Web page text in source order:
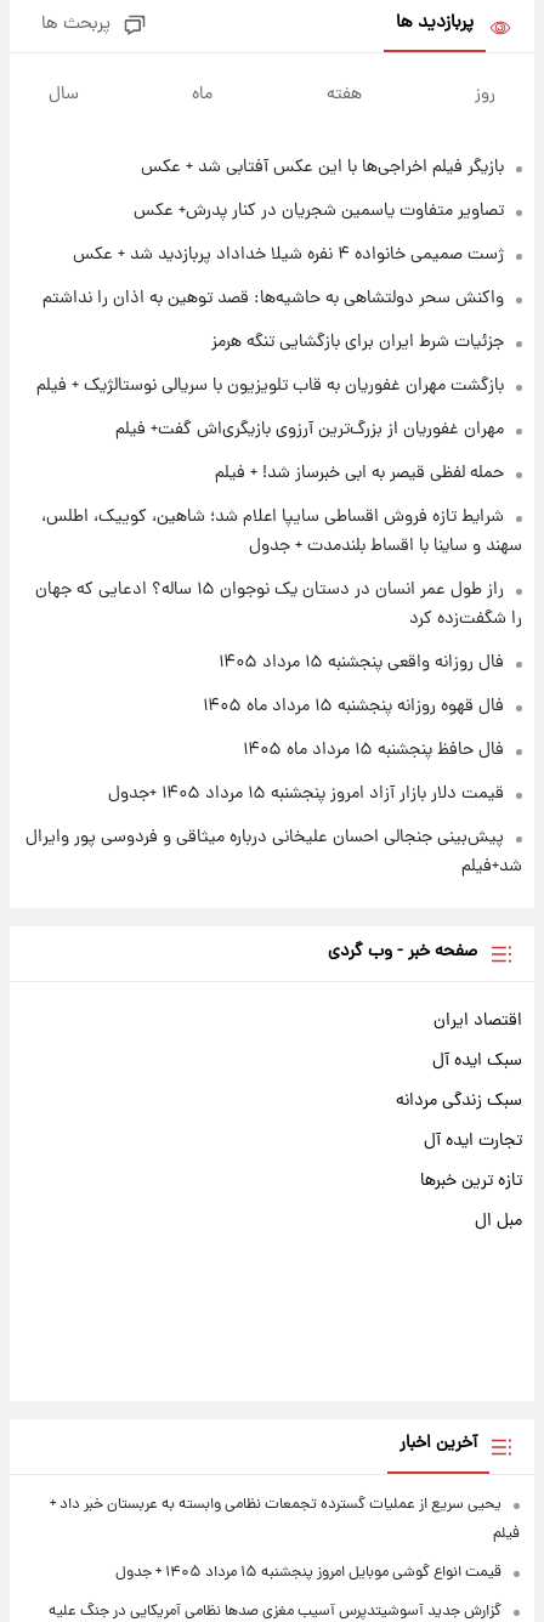
۱۷ ساعت پیش
فال روزانه واقعی پنجشنبه ۱۵ مرداد ۱۴۰۵
۱ روز پیش
+ جدول
۱ روز پیش
آغاز طرح جدید فروش مشارکت در تولید سایپا؛
نام خودرو، مبلغ پیش پرداخت و زمان تحویل |
سود مشارکت چند درصد است؟
پربازدید ها پربحث ها
روز هفته ماه سال
بازیگر فیلم اخراجی‌ها با این عکس آفتابی شد + عکس
تصاویر متفاوت یاسمین شجریان در کنار پدرش+ عکس
ژست صمیمی خانواده ۴ نفره شیلا خداداد پربازدید شد + عکس
واکنش سحر دولتشاهی به حاشیه‌ها: قصد توهین به اذان را نداشتم
جزئیات شرط ایران برای بازگشایی تنگه هرمز
بازگشت مهران غفوریان به قاب تلویزیون با سریالی نوستالژیک + فیلم
مهران غفوریان از بزرگ‌ترین آرزوی بازیگری‌اش گفت+ فیلم
حمله لفظی قیصر به ابی خبرساز شد! + فیلم
شرایط تازه فروش اقساطی سایپا اعلام شد؛ شاهین، کوییک، اطلس،
سهند و ساینا با اقساط بلندمدت + جدول
راز طول عمر انسان در دستان یک نوجوان ۱۵ ساله؟ ادعایی که جهان
را شگفت‌زده کرد
فال روزانه واقعی پنجشنبه ۱۵ مرداد ۱۴۰۵
فال قهوه روزانه پنجشنبه ۱۵ مرداد ماه ۱۴۰۵
فال حافظ پنجشنبه ۱۵ مرداد ماه ۱۴۰۵
قیمت دلار بازار آزاد امروز پنجشنبه ۱۵ مرداد ۱۴۰۵ +جدول
پیش‌بینی جنجالی احسان علیخانی درباره میثاقی و فردوسی پور وایرال
شد+فیلم
صفحه خبر - وب گردی
اقتصاد ایران
سبک ایده آل
سبک زندگی مردانه
تجارت ایده آل
تازه ترین خبرها
مبل ال
آخرین اخبار
یحیی سریع از عملیات گسترده تجمعات نظامی وابسته به عربستان خبر داد +
فیلم
قیمت انواع گوشی موبایل امروز پنجشنبه ۱۵ مرداد ۱۴۰۵ + جدول
گزارش جدید آسوشیتدپرس آسیب مغزی صدها نظامی آمریکایی در جنگ علیه